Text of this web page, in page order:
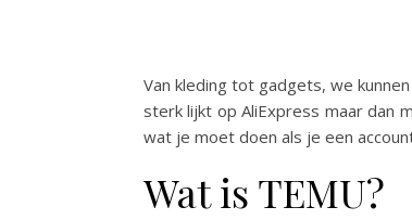
Van kleding tot gadgets, we
sterk lijkt op AliExpress maar dan
wat je moet doen als je een
Wat is TEMU?